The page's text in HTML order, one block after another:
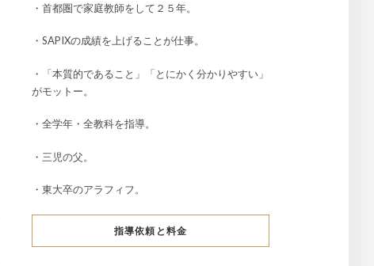
・首都圏で家庭教師をして２５年。
・SAPIXの成績を上げることが仕事。
・「本質的であること」「とにかく分かりやすい」
がモットー。
・全学年・全教科を指導。
・三児の父。
・東大卒のアラフィフ。
指導依頼と料金